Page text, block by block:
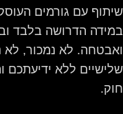
שיתוף עם גורמים
במידה הדרושה בלבד
ואבטחה. לא נמכור, לא
שלישיים ללא
חוק.